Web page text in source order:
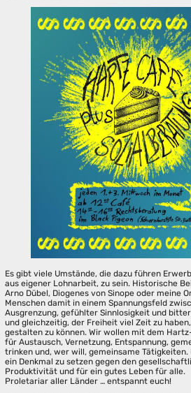
Es gibt viele Umstände, die dazu führen
aus eigener Lohnarbeit, zu sein. Historische
Arno Dübel, Diogenes von Sinope oder meine
Menschen damit in einem Spannungsfeld
Ausgrenzung, gefühlter Sinnlosigkeit und
und gleichzeitig, der Freiheit viel Zeit zu
gestalten zu können. Wir wollen mit dem
für Austausch, Vernetzung, Entspannung,
trinken und, wer will, gemeinsame
ein Denkmal zu setzen gegen den
Produktivität und für ein gutes Leben für alle.
Proletariar aller Länder … entspannt euch!